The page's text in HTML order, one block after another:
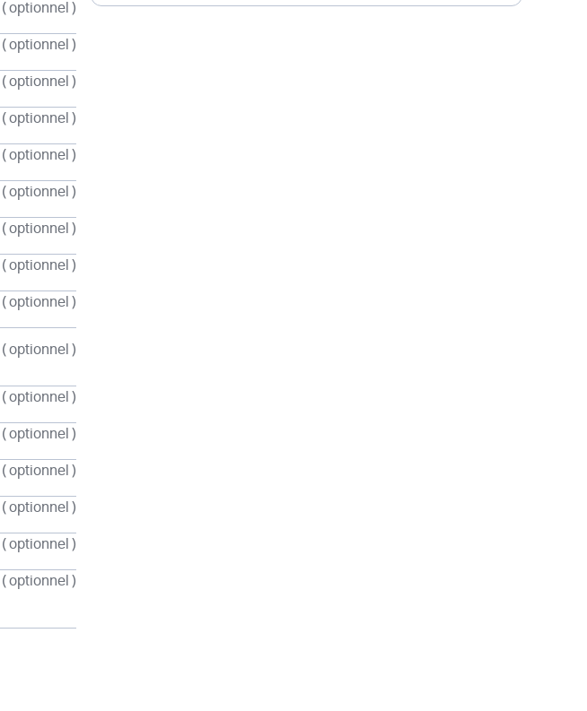
( optionnel )
( optionnel )
( optionnel )
( optionnel )
( optionnel )
( optionnel )
( optionnel )
( optionnel )
( optionnel )
( optionnel )
( optionnel )
( optionnel )
( optionnel )
( optionnel )
( optionnel )
( optionnel )